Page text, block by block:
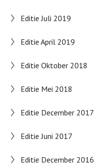
Editie Juli 2019
Editie April 2019
Editie Oktober 2018
Editie Mei 2018
Editie December 2017
Editie Juni 2017
Editie December 2016